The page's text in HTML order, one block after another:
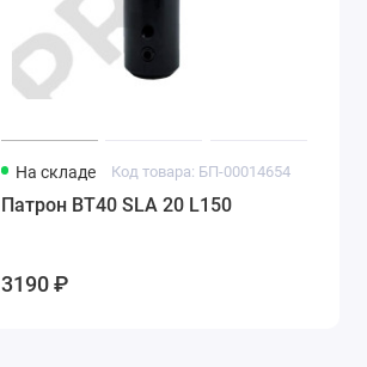
На складе Код товара: БП-00014654
Патрон BT40 SLA 20 L150
3190 ₽